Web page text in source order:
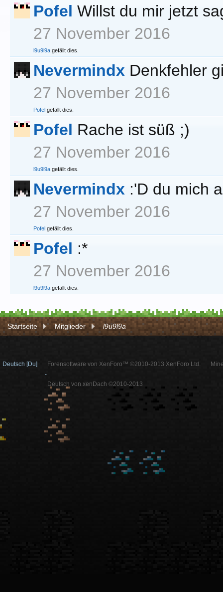
Pofel Willst du mir jetzt
27 November 2016
l9u9l9a gefällt dies.
Nevermindx Denkfehler
27 November 2016
Pofel gefällt dies.
Pofel Rache ist süß ;)
27 November 2016
l9u9l9a gefällt dies.
Nevermindx :'D du mich
27 November 2016
Pofel gefällt dies.
Pofel :*
27 November 2016
l9u9l9a gefällt dies.
Startseite Mitglieder l9u9l9a
Deutsch [Du]
Forensoftware von XenForo™ ©2010-2013 XenForo Ltd.
-
Deutsch von xenDach ©2010-2013